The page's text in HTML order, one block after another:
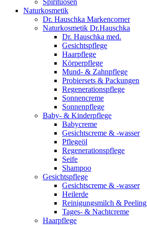
Spirituosen
Naturkosmetik
Dr. Hauschka Markencorner
Naturkosmetik Dr.Hauschka
Dr. Hauschka med.
Gesichtspflege
Haarpflege
Körperpflege
Mund- & Zahnpflege
Probiersets & Packungen
Regenerationspflege
Sonnencreme
Sonnenpflege
Baby- & Kinderpflege
Babycreme
Gesichtscreme & -wasser
Pflegeöl
Regenerationspflege
Seife
Shampoo
Gesichtspflege
Gesichtscreme & -wasser
Heilerde
Reinigungsmilch & Peeling
Tages- & Nachtcreme
Haarpflege